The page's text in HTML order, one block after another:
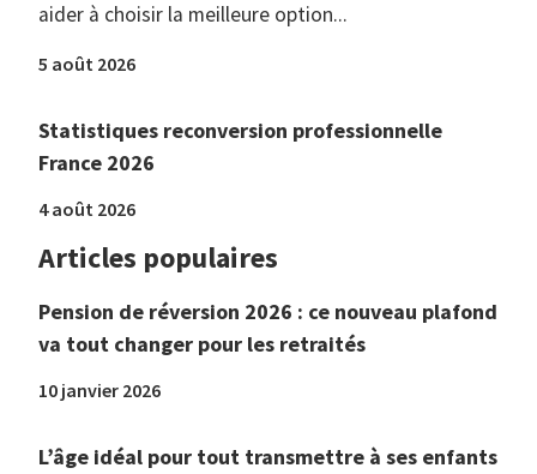
aider à choisir la meilleure option...
5 août 2026
Statistiques reconversion professionnelle
France 2026
4 août 2026
Articles populaires
Pension de réversion 2026 : ce nouveau plafond
va tout changer pour les retraités
10 janvier 2026
L’âge idéal pour tout transmettre à ses enfants